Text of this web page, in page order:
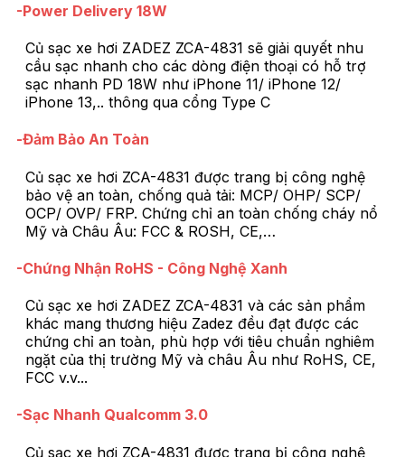
-Power Delivery 18W
Củ sạc xe hơi ZADEZ ZCA-4831 sẽ giải quyết nhu
cầu sạc nhanh cho các dòng điện thoại có hỗ trợ
sạc nhanh PD 18W như iPhone 11/ iPhone 12/
iPhone 13,.. thông qua cổng Type C
-Đảm Bảo An Toàn
Củ sạc xe hơi ZCA-4831 được trang bị công nghệ
bảo vệ an toàn, chống quả tải: MCP/ OHP/ SCP/
OCP/ OVP/ FRP. Chứng chỉ an toàn chống cháy nổ
Mỹ và Châu Âu: FCC & ROSH, CE,…
-Chứng Nhận RoHS - Công Nghệ Xanh
Củ sạc xe hơi ZADEZ ZCA-4831 và các sản phẩm
khác mang thương hiệu Zadez đều đạt được các
chứng chỉ an toàn, phù hợp với tiêu chuẩn nghiêm
ngặt của thị trường Mỹ và châu Âu như RoHS, CE,
FCC v.v...
-Sạc Nhanh Qualcomm 3.0
Củ sạc xe hơi ZCA-4831 được trang bị công nghệ